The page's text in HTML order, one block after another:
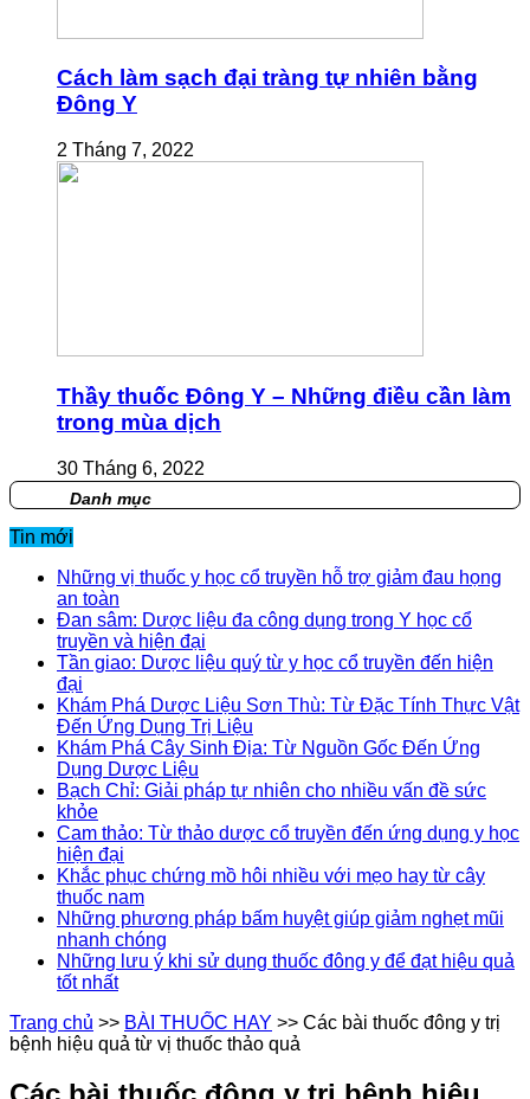
Cách làm sạch đại tràng tự nhiên bằng
Đông Y
2 Tháng 7, 2022
Thầy thuốc Đông Y – Những điều cần làm
trong mùa dịch
30 Tháng 6, 2022
Danh mục
Tin mới
Những vị thuốc y học cổ truyền hỗ trợ giảm đau họng
an toàn
Đan sâm: Dược liệu đa công dụng trong Y học cổ
truyền và hiện đại
Tần giao: Dược liệu quý từ y học cổ truyền đến hiện
đại
Khám Phá Dược Liệu Sơn Thù: Từ Đặc Tính Thực Vật
Đến Ứng Dụng Trị Liệu
Khám Phá Cây Sinh Địa: Từ Nguồn Gốc Đến Ứng
Dụng Dược Liệu
Bạch Chỉ: Giải pháp tự nhiên cho nhiều vấn đề sức
khỏe
Cam thảo: Từ thảo dược cổ truyền đến ứng dụng y học
hiện đại
Khắc phục chứng mồ hôi nhiều với mẹo hay từ cây
thuốc nam
Những phương pháp bấm huyệt giúp giảm nghẹt mũi
nhanh chóng
Những lưu ý khi sử dụng thuốc đông y để đạt hiệu quả
tốt nhất
Trang chủ >> BÀI THUỐC HAY >> Các bài thuốc đông y trị
bệnh hiệu quả từ vị thuốc thảo quả